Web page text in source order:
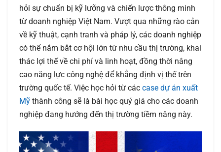
hỏi sự chuẩn bị kỹ lưỡng và chiến lược thông minh
từ doanh nghiệp Việt Nam. Vượt qua những rào cản
về kỹ thuật, cạnh tranh và pháp lý, các doanh nghiệp
có thể nắm bắt cơ hội lớn từ nhu cầu thị trường, khai
thác lợi thế về chi phí và linh hoạt, đồng thời nâng
cao năng lực công nghệ để khẳng định vị thế trên
trường quốc tế. Việc học hỏi từ các case dự án xuất
Mỹ thành công sẽ là bài học quý giá cho các doanh
nghiệp đang hướng đến thị trường tiềm năng này.